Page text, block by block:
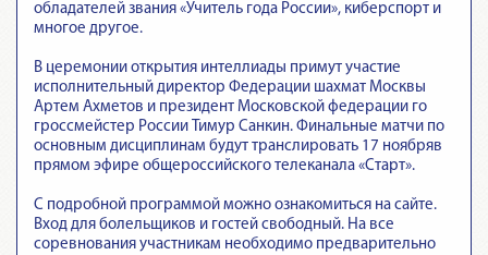
обладателей звания «Учитель года России», киберспорт и
многое другое.
В церемонии открытия интеллиады примут участие
исполнительный директор Федерации шахмат Москвы
Артем Ахметов и президент Московской федерации го
гроссмейстер России Тимур Санкин. Финальные матчи по
основным дисциплинам будут транслировать 17 ноябряв
прямом эфире общероссийского телеканала «Старт».
С подробной программой можно ознакомиться на сайте.
Вход для болельщиков и гостей свободный. На все
соревнования участникам необходимо предварительно